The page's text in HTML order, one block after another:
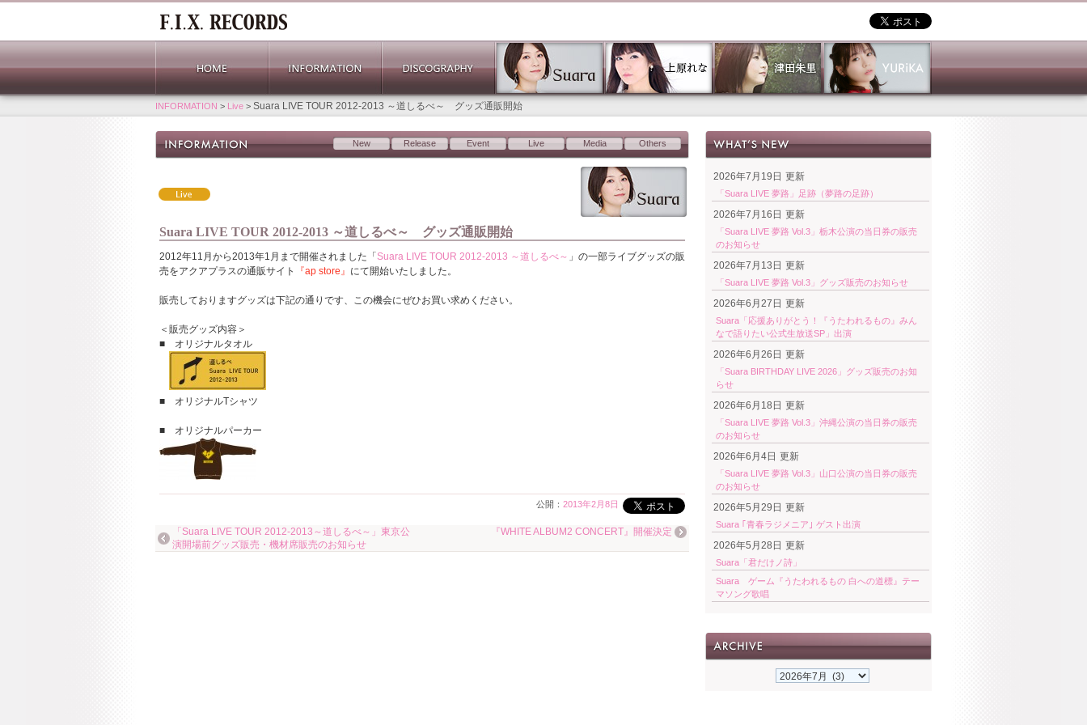
INFORMATION > Live > Suara LIVE TOUR 2012-2013 ～道しるべ～ グッズ通販開始
New Release Event Live Media Others
Suara LIVE TOUR 2012-2013 ～道しるべ～ グッズ通販開始
2012年11月から2013年1月まで開催されました「 Suara LIVE TOUR 2012-2013 ～道しるべ～ 」の一部ライブグッズの販
売をアクアプラスの通販サイト
『ap store』 にて開始いたしました。
販売しておりますグッズは下記の通りです、この機会にぜひお買い求めください。
＜販売グッズ内容＞
■ オリジナルタオル
■ オリジナルTシャツ
■ オリジナルパーカー
公開： 2013年2月8日
「Suara LIVE TOUR 2012-2013～道しるべ～」東京公
演開場前グッズ販売・機材席販売のお知らせ
『WHITE ALBUM2 CONCERT』開催決定
2026年7月19日 更新
「Suara LIVE 夢路」足跡（夢路の足跡）
2026年7月16日 更新
「Suara LIVE 夢路 Vol.3」栃木公演の当日券の販売
のお知らせ
2026年7月13日 更新
「Suara LIVE 夢路 Vol.3」グッズ販売のお知らせ
2026年6月27日 更新
Suara「応援ありがとう！『うたわれるもの』みん
なで語りたい公式生放送SP」出演
2026年6月26日 更新
「Suara BIRTHDAY LIVE 2026」グッズ販売のお知
らせ
2026年6月18日 更新
「Suara LIVE 夢路 Vol.3」沖縄公演の当日券の販売
のお知らせ
2026年6月4日 更新
「Suara LIVE 夢路 Vol.3」山口公演の当日券の販売
のお知らせ
2026年5月29日 更新
Suara ｢青春ラジメニア｣ ゲスト出演
2026年5月28日 更新
Suara「君だけノ詩」
Suara ゲーム『うたわれるもの 白への道標』テー
マソング歌唱